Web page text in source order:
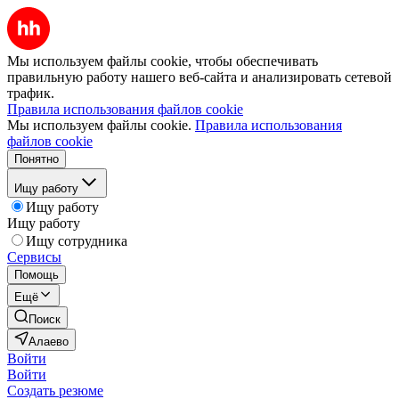
Мы используем файлы cookie, чтобы обеспечивать
правильную работу нашего веб-сайта и анализировать сетевой
трафик.
Правила использования файлов cookie
Мы используем файлы cookie. Правила использования
файлов cookie
Понятно
Ищу работу
Ищу работу
Ищу работу
Ищу сотрудника
Сервисы
Помощь
Ещё
Поиск
Алаево
Войти
Войти
Создать резюме